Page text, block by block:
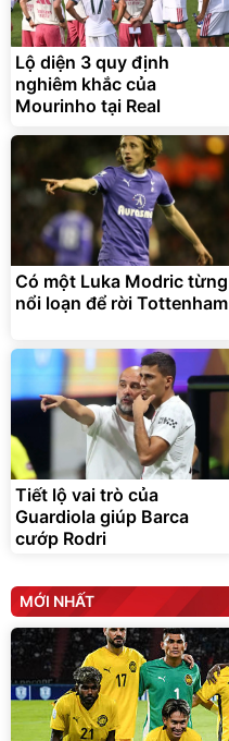
Lộ diện 3 quy định
nghiêm khắc của
Mourinho tại Real
Có một Luka Modric từng
nổi loạn để rời Tottenham
Tiết lộ vai trò của
Guardiola giúp Barca
cướp Rodri
MỚI NHẤT